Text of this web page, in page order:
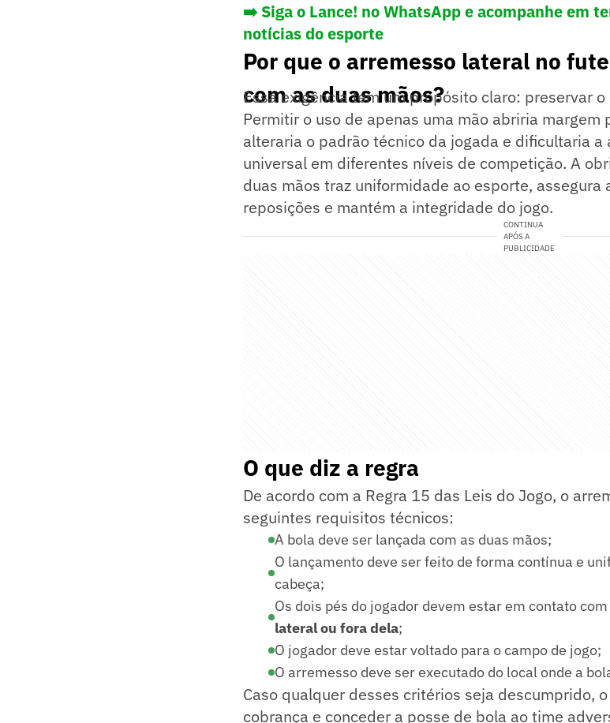
➡️ Siga o Lance! no WhatsApp e acompanhe em
notícias do esporte
Por que o arremesso lateral no
com as duas mãos?
Essa exigência tem um propósito claro: preservar
Permitir o uso de apenas uma mão abriria margem
alteraria o padrão técnico da jogada e dificultaria a
universal em diferentes níveis de competição. A
duas mãos traz uniformidade ao esporte,
reposições e mantém a integridade do jogo.
CONTINUA
APÓS A
PUBLICIDADE
O que diz a regra
De acordo com a Regra 15 das Leis do Jogo, o
seguintes requisitos técnicos:
A bola deve ser lançada com as duas mãos;
O lançamento deve ser feito de forma contínua e
cabeça;
Os dois pés do jogador devem estar em contato com
lateral ou fora dela;
O jogador deve estar voltado para o campo de jogo;
O arremesso deve ser executado do local onde a
Caso qualquer desses critérios seja descumprido,
cobrança e conceder a posse de bola ao time